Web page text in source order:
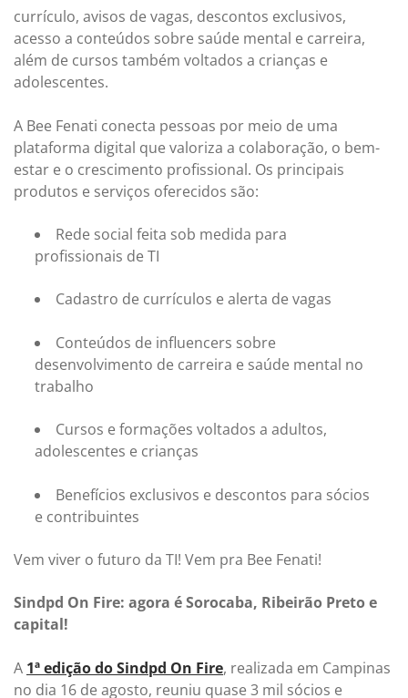
currículo, avisos de vagas, descontos exclusivos,
acesso a conteúdos sobre saúde mental e carreira,
além de cursos também voltados a crianças e
adolescentes.
A Bee Fenati conecta pessoas por meio de uma
plataforma digital que valoriza a colaboração, o bem-
estar e o crescimento profissional. Os principais
produtos e serviços oferecidos são:
Rede social feita sob medida para
profissionais de TI
Cadastro de currículos e alerta de vagas
Conteúdos de influencers sobre
desenvolvimento de carreira e saúde mental no
trabalho
Cursos e formações voltados a adultos,
adolescentes e crianças
Benefícios exclusivos e descontos para sócios
e contribuintes
Vem viver o futuro da TI! Vem pra Bee Fenati!
Sindpd On Fire: agora é Sorocaba, Ribeirão Preto e
capital!
A 1ª edição do Sindpd On Fire, realizada em Campinas
no dia 16 de agosto, reuniu quase 3 mil sócios e